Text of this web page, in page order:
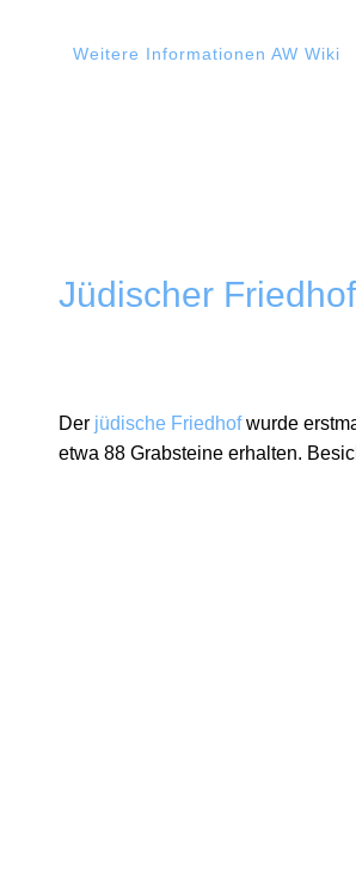
Weitere Informationen AW Wiki
Jüdischer Friedhof
Der jüdische Friedhofwurde
etwa 88 Grabsteine erhalten.